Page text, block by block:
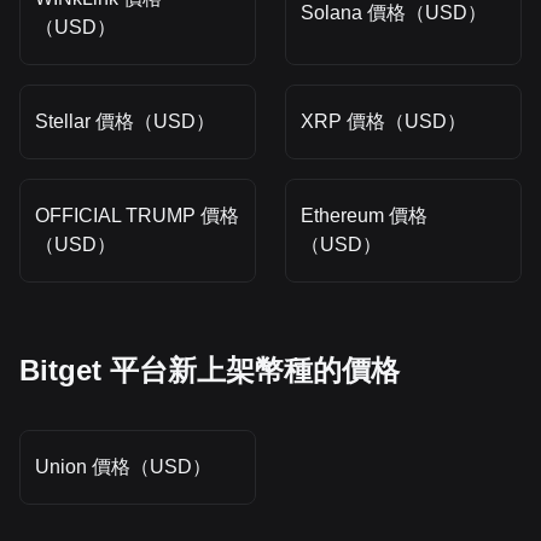
（USD）
Solana 價格（USD）
Stellar 價格（USD） XRP 價格（USD）
OFFICIAL TRUMP 價格
（USD）
Ethereum 價格
（USD）
Bitget 平台新上架幣種的價格
Union 價格（USD）